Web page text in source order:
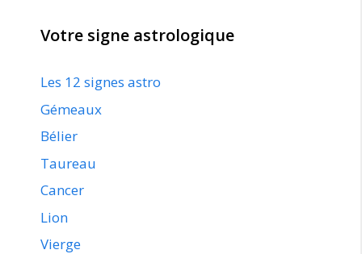
Votre signe astrologique
Les 12 signes astro
Gémeaux
Bélier
Taureau
Cancer
Lion
Vierge